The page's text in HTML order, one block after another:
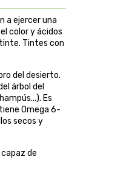
a ejercer una
color y ácidos
Tintes con
del desierto.
árbol del
Es
Omega 6-
secos y
de